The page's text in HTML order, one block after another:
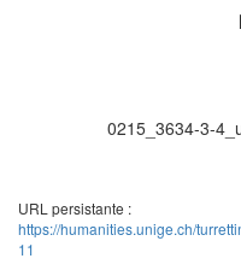
0215_3634-3-
URL persistante :
https://humanities.unige.ch/
11